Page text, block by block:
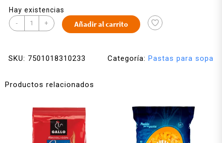
Hay existencias
- + Añadir al carrito
SKU: 7501018310233 Categoría: Pastas para sopa
Productos relacionados